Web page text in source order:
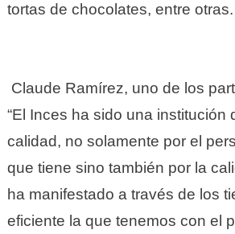
tortas de chocolates, entre otras.
Claude Ramírez, uno de los
“El Inces ha sido una institución
calidad, no solamente por el
que tiene sino también por la
ha manifestado a través de los
eficiente la que tenemos con el